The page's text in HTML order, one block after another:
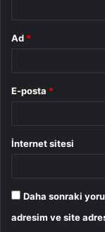
Ad *
E-posta *
İnternet sitesi
Daha sonraki
adresim ve site